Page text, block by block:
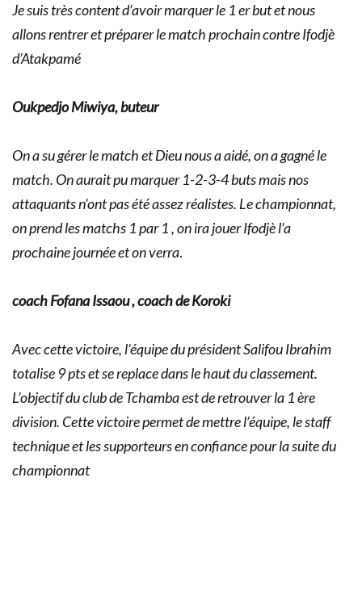
Je suis très content d’avoir marquer le 1 er but et nous
allons rentrer et préparer le match prochain contre Ifodjè
d’Atakpamé
Oukpedjo Miwiya, buteur
On a su gérer le match et Dieu nous a aidé, on a gagné le
match. On aurait pu marquer 1-2-3-4 buts mais nos
attaquants n’ont pas été assez réalistes. Le championnat,
on prend les matchs 1 par 1 , on ira jouer Ifodjè l’a
prochaine journée et on verra.
coach Fofana Issaou , coach de Koroki
Avec cette victoire, l’équipe du président Salifou Ibrahim
totalise 9 pts et se replace dans le haut du classement.
L’objectif du club de Tchamba est de retrouver la 1 ère
division. Cette victoire permet de mettre l’équipe, le staff
technique et les supporteurs en confiance pour la suite du
championnat